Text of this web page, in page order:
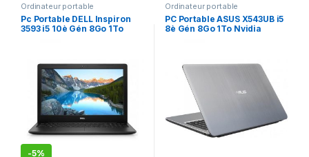
Ordinateur portable
Pc Portable DELL Inspiron
3593 i5 10è Gén 8Go 1To
-5%
Ordinateur portable
PC Portable ASUS X543UB i5
8è Gén 8Go 1To Nvidia